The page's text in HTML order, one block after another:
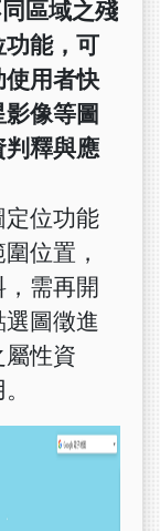
區域之殘
能，可
使用者快
像等圖
判釋與應
定位功能
位置，
需再開
圖徵進
性資